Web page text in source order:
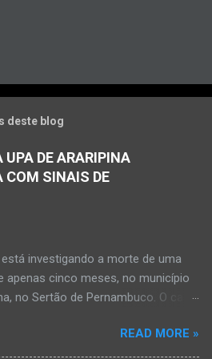
deste blog
UPA DE ARARIPINA
COM SINAIS DE
investigando a morte de uma
apenas cinco meses, no município
no Sertão de Pernambuco. O caso
A PM diz que, na segunda-
acionada para verificar uma
READ MORE »